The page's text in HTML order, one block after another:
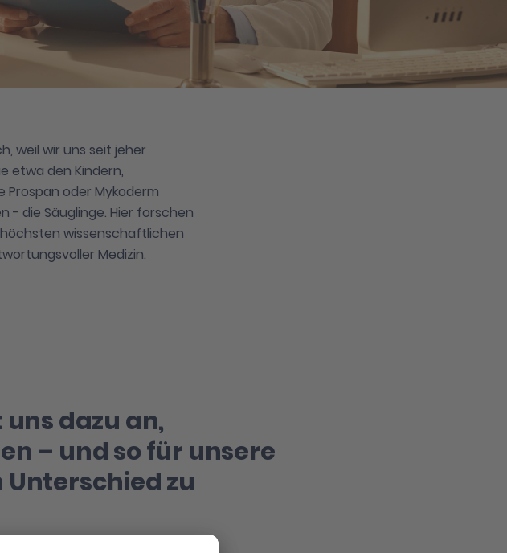
weil wir uns seit jeher
etwa den Kindern,
Prospan oder Mykoderm
- die Säuglinge. Hier forschen
wissenschaftlichen
Medizin.
dazu an,
– und so für unsere
zu